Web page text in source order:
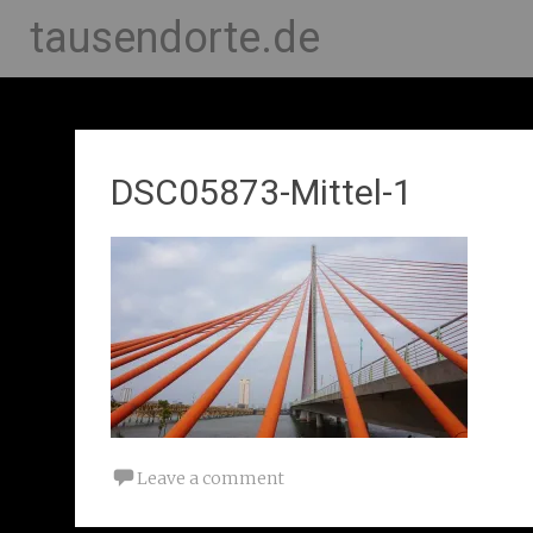
tausendorte.de
DSC05873-Mittel-1
Leave a comment